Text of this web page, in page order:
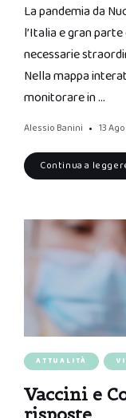
La pandemia da
l’Italia e gran
necessarie
Nella mappa
monitorare in …
Alessio Banini 13
Continua a
ATTUALITÀ
Vaccini e